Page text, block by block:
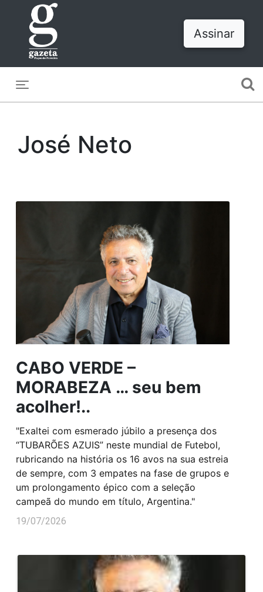
Assinar
José Neto
CABO VERDE –
MORABEZA … seu bem
acolher!..
"Exaltei com esmerado júbilo a presença dos
“TUBARÕES AZUIS” neste mundial de Futebol,
rubricando na história os 16 avos na sua estreia
de sempre, com 3 empates na fase de grupos e
um prolongamento épico com a seleção
campeã do mundo em título, Argentina."
19/07/2026